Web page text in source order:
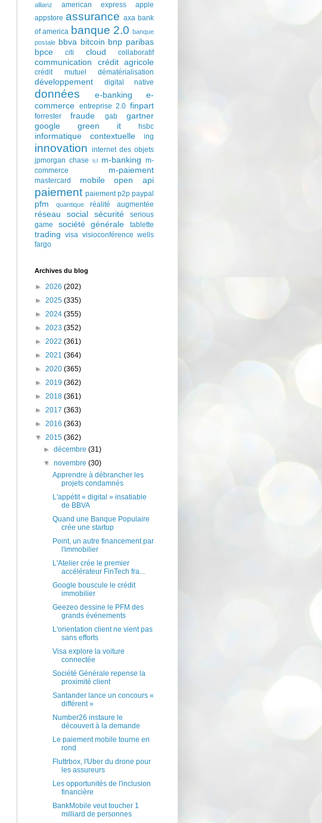
allianz american express
apple
appstore assurance axa bank
of america banque 2.0 banque
postale bbva bitcoin bnp paribas
bpce
citi cloud collaboratif
communication crédit agricole
crédit mutuel dématérialisation
développement digital native
données e-banking
e-
commerce entreprise 2.0 finpart
forrester fraude gab
gartner
google
green it hsbc
informatique contextuelle ing
innovation internet des objets
jpmorgan chase
lcl m-banking m-
commerce
m-paiement
mastercard mobile open api
paiement paiement p2p paypal
pfm quantique réalité augmentée
réseau social sécurité
serious
game
société générale tablette
trading visa visioconférence wells
fargo
Archives du blog
► 2026 (202)
► 2025 (335)
► 2024 (355)
► 2023 (352)
► 2022 (361)
► 2021 (364)
► 2020 (365)
► 2019 (362)
► 2018 (361)
► 2017 (363)
► 2016 (363)
▼ 2015 (362)
►décembre(31)
▼novembre(30)
Apprendre à débrancher les
projets condamnés
L'appétit « digital » insatiable
de BBVA
Quand une Banque Populaire
crée une startup
Point, un autre financement par
l'immobilier
L'Atelier crée le premier
accélérateur FinTech fra...
Google bouscule le crédit
immobilier
Geezeo dessine le PFM des
grands événements
L'orientation client ne vient pas
sans efforts
Visa explore la voiture
connectée
Société Générale repense la
proximité client
Santander lance un concours «
différent »
Number26 instaure le
découvert à la demande
Le paiement mobile tourne en
rond
Fluttrbox, l'Uber du drone pour
les assureurs
Les opportunités de l'inclusion
financière
BankMobile veut toucher 1
milliard de personnes